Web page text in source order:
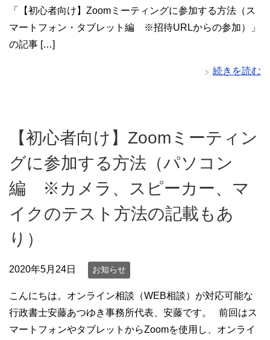
「【初心者向け】Zoomミーティングに参加する方法（ス
マートフォン・タブレット編 ※招待URLからの参加）」
の記事 […]
続きを読む
【初心者向け】Zoomミーティン
グに参加する方法（パソコン
編 ※カメラ、スピーカー、マ
イクのテスト方法の記載もあ
り）
2020年5月24日 お知らせ
こんにちは。オンライン相談（WEB相談）が対応可能な
行政書士安藤あつゆき事務所代表、安藤です。 前回はス
マートフォンやタブレットからZoomを使用し、オンライ